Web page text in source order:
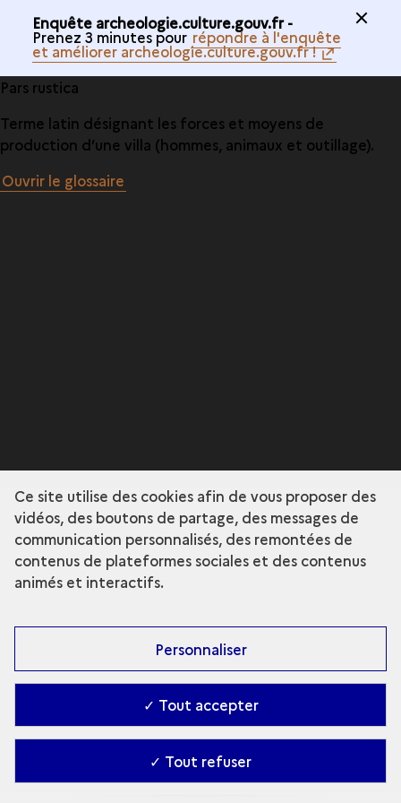
Enquête archeologie.culture.gouv.fr -
Prenez 3 minutes pour répondre à l'enquête
et améliorer archeologie.culture.gouv.fr !
Pars rustica
Terme latin désignant les forces et moyens de
production d’une villa (hommes, animaux et outillage).
Ouvrir le glossaire
Ce site utilise des cookies afin de vous proposer des
vidéos, des boutons de partage, des messages de
communication personnalisés, des remontées de
contenus de plateformes sociales et des contenus
animés et interactifs.
Personnaliser
✓ Tout accepter
✓ Tout refuser